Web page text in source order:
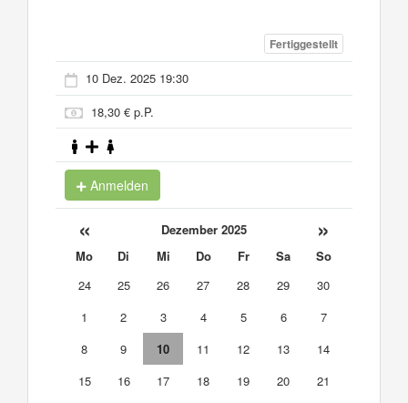
Fertiggestellt
10 Dez. 2025 19:30
18,30 € p.P.
Anmelden
« Dezember 2025 »
Mo Di Mi Do Fr Sa
So
24
25 26 27 28 29
30
1
2 3 4 5 6
7
8
9 10 11 12 13
14
15
16 17 18 19 20
21